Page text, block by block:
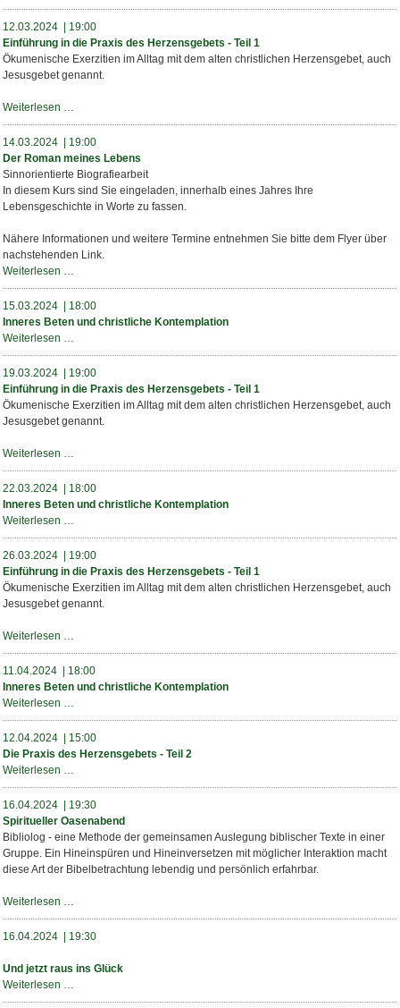
Gott
&
die
Welt
12.03.2024 | 19:00
Einführung in die Praxis des Herzensgebets - Teil 1
Ökumenische Exerzitien im Alltag mit dem alten christlichen Herzensgebet, auch
Jesusgebet genannt.
Weiterlesen …
in
die
Praxis
des
Herzensgebets
-
1
14.03.2024 | 19:00
Der Roman meines Lebens
Sinnorientierte Biografiearbeit
In diesem Kurs sind Sie eingeladen, innerhalb eines Jahres Ihre
Lebensgeschichte in Worte zu fassen.
Nähere Informationen und weitere Termine entnehmen Sie bitte dem Flyer über
nachstehenden Link.
Weiterlesen …
Roman
meines
Lebens
15.03.2024 | 18:00
Inneres Beten und christliche Kontemplation
Weiterlesen …
Beten
und
christliche
Kontemplation
19.03.2024 | 19:00
Einführung in die Praxis des Herzensgebets - Teil 1
Ökumenische Exerzitien im Alltag mit dem alten christlichen Herzensgebet, auch
Jesusgebet genannt.
Weiterlesen …
in
die
Praxis
-
Teil
1
22.03.2024 | 18:00
Inneres Beten und christliche Kontemplation
Weiterlesen …
Beten
und
christliche
Kontemplation
26.03.2024 | 19:00
Einführung in die Praxis des Herzensgebets - Teil 1
Ökumenische Exerzitien im Alltag mit dem alten christlichen Herzensgebet, auch
Jesusgebet genannt.
Weiterlesen …
in
die
Praxis
-
Teil
11.04.2024 | 18:00
Inneres Beten und christliche Kontemplation
Weiterlesen …
Beten
und
christliche
12.04.2024 | 15:00
Die Praxis des Herzensgebets - Teil 2
Weiterlesen …
Praxis
des
Herzensgebets
-
Teil
2
16.04.2024 | 19:30
Spiritueller Oasenabend
Bibliolog - eine Methode der gemeinsamen Auslegung biblischer Texte in einer
Gruppe. Ein Hineinspüren und Hineinversetzen mit möglicher Interaktion macht
diese Art der Bibelbetrachtung lebendig und persönlich erfahrbar.
Weiterlesen …
Oasenabend
16.04.2024 | 19:30
Und jetzt raus ins Glück
Weiterlesen …
jetzt